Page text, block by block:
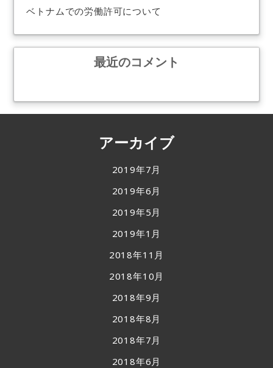
ベトナムでの労働許可について
最近のコメント
アーカイブ
2019年7月
2019年6月
2019年5月
2019年1月
2018年11月
2018年10月
2018年9月
2018年8月
2018年7月
2018年6月